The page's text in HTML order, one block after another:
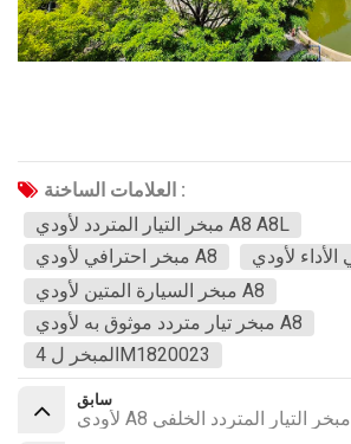
العلامات الساخنة :
مبخر التيار المتردد لأودي A8 A8L
مبخر احترافي لأودي A8
مبخر السيارة المتين لأودي A8
مبخر تيار متردد موثوق به لأودي A8
المبخر ل 4M1820023
سابق
لأودي A8 مبخر التيار المتردد الخلفي